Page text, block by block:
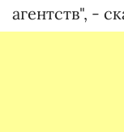
агентств", -